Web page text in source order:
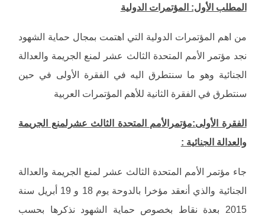
المطلب الأول: المؤتمرات الدولية
من اهم المؤتمرات الدولية التي اهتمت بمجال حماية الشهود
نجد مؤتمر الأمم المتحدة الثالث عشر لمنع الجريمة والعدالة
الجنائية وهو ما سنتطرق اليه في الفقرة الأولى في حين
سنتطرق في الفقرة الثانية للأهم المؤتمرات العربية
الفقرة الأولى:مؤتمرالأمم المتحدة الثالث عشرلمنع الجريمة
والعدالة الجنائية :
جاء مؤتمر الأمم المتحدة الثالث عشر لمنع الجريمة والعدالة
الجنائية والذي أنعقد مؤخرا بالدوحة يوم 18 و 19 أبريل سنة
2015 بعدة نقاط بخصوص حماية الشهود نذكرها بحسب